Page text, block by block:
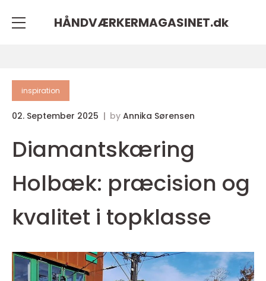
HÅNDVÆRKERMAGASINET.dk
inspiration
02. September 2025 by Annika Sørensen
Diamantskæring
Holbæk: præcision og
kvalitet i topklasse